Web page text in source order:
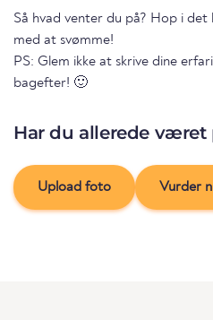
Så hvad venter du på? Hop i
med at svømme!
PS: Glem ikke at skrive dine
bagefter! 🙂
Har du allerede været
Upload foto Vurder